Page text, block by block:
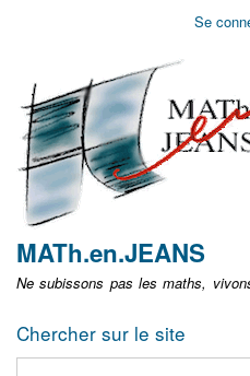
non
identifié
Se
MATh.en.JEANS
Ne subissons pas les maths,
Chercher sur le site